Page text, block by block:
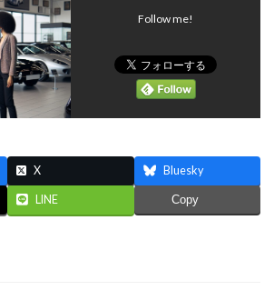
Follow me!
X Bluesky
LINE Copy